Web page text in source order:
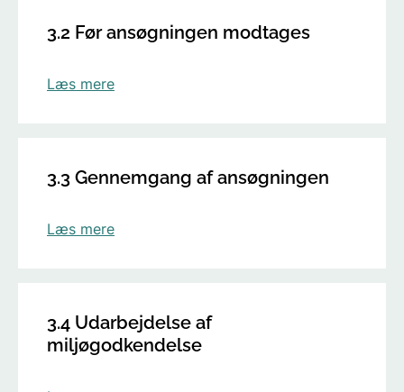
3.2 Før ansøgningen modtages
Læs mere
3.3 Gennemgang af ansøgningen
Læs mere
3.4 Udarbejdelse af
miljøgodkendelse